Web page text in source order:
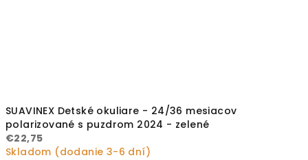
SUAVINEX Detské okuliare - 24/36 mesiacov
polarizované s puzdrom 2024 - zelené
€22,75
Skladom (dodanie 3-6 dní)